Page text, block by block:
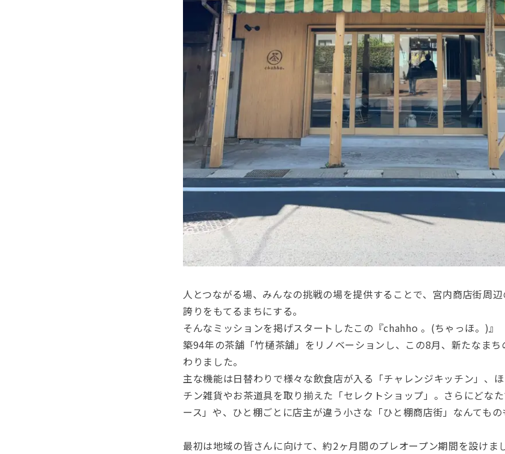
人とつながる場、みんなの挑戦の場を提供することで、 宮内商店街周
誇りをもてる まちにする。
そんなミッションを掲げスタートしたこの『chahho 。(ちゃっほ。)』
築94年の茶舗「竹樋茶舗」をリノベーションし、 この8月、新たなま
わりました。
主な機能は日替わりで様々な飲食店が入る「チャレンジキッチン」、
チン雑貨やお茶道具を取り揃えた「セレクトショップ」。さらにどなた
ース」や、ひと棚ごとに店主が違う小さな「ひと棚商店街」なんてもの
最初は地域の皆さんに向けて、約2ヶ月間のプレオープン期間を設けま